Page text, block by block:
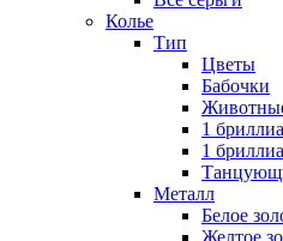
Колье
Тип
Цветы
Бабочки
1
1
Металл
Белое
Желтое